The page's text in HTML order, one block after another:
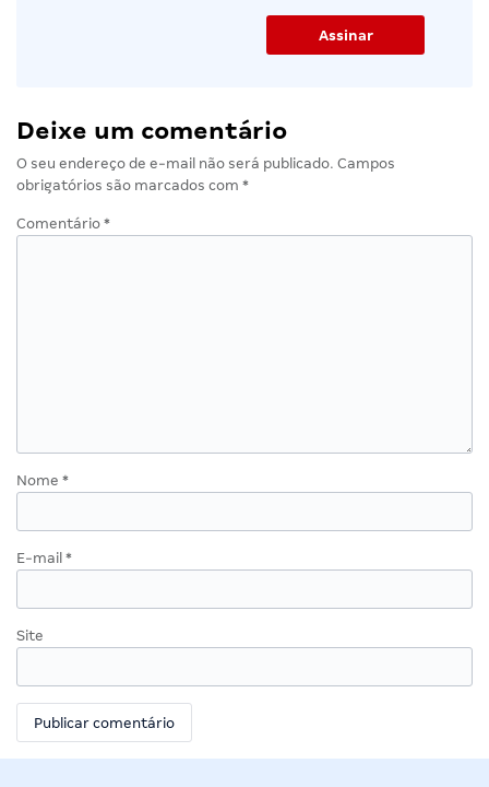
Deixe um comentário
O seu endereço de e-mail não será publicado. Campos
obrigatórios são marcados com *
Comentário *
Nome *
E-mail *
Site